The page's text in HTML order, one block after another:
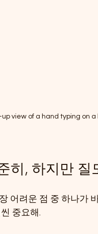
up view of a hand typing on
히, 하지만 질
어려운 점 중 하나가
중요해.